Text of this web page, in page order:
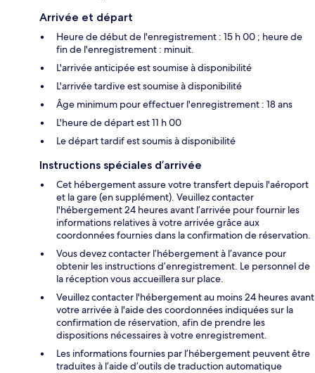
Arrivée et départ
Heure de début de l'enregistrement : 15 h 00 ; heure de
fin de l'enregistrement : minuit.
L'arrivée anticipée est soumise à disponibilité
L'arrivée tardive est soumise à disponibilité
Âge minimum pour effectuer l'enregistrement : 18 ans
L'heure de départ est 11 h 00
Le départ tardif est soumis à disponibilité
Instructions spéciales d’arrivée
Cet hébergement assure votre transfert depuis l'aéroport
et la gare (en supplément). Veuillez contacter
l'hébergement 24 heures avant l’arrivée pour fournir les
informations relatives à votre arrivée grâce aux
coordonnées fournies dans la confirmation de réservation.
Vous devez contacter l’hébergement à l’avance pour
obtenir les instructions d’enregistrement. Le personnel de
la réception vous accueillera sur place.
Veuillez contacter l'hébergement au moins 24 heures avant
votre arrivée à l'aide des coordonnées indiquées sur la
confirmation de réservation, afin de prendre les
dispositions nécessaires à votre enregistrement.
Les informations fournies par l’hébergement peuvent être
traduites à l’aide d’outils de traduction automatique